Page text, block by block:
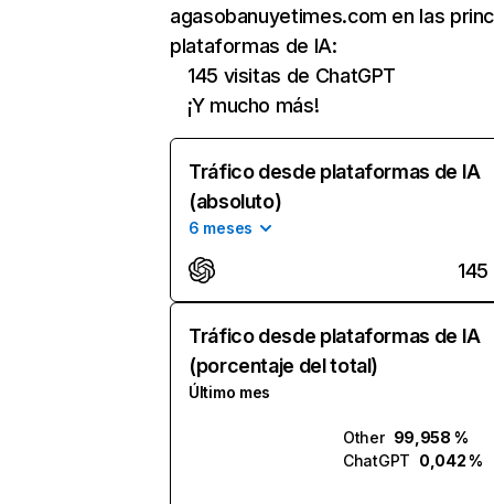
agasobanuyetimes.com en las
plataformas de IA:
145 visitas de ChatGPT
¡Y mucho más!
Tráfico desde plataformas de IA
(absoluto)
6 meses
145
Tráfico desde plataformas de IA
(porcentaje del total)
Último mes
Other 99,958 %
ChatGPT 0,042 %